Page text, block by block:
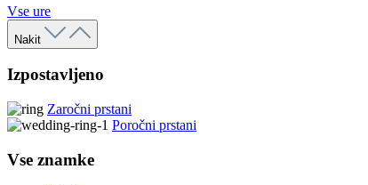
Vse ure
Nakit
Izpostavljeno
Zaročni prstani
Poročni prstani
Vse znamke